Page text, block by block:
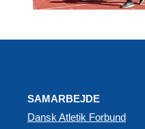
SAMARBEJDE
Dansk Atletik Forbund